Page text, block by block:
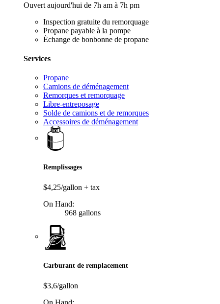
Ouvert aujourd'hui de 7h am à 7h pm
Inspection gratuite du remorquage
Propane payable à la pompe
Échange de bonbonne de propane
Services
Propane
Camions de déménagement
Remorques et remorquage
Libre-entreposage
Solde de camions et de remorques
Accessoires de déménagement
Remplissages
$4,25/gallon + tax
On Hand:
968 gallons
Carburant de remplacement
$3,6/gallon
On Hand: